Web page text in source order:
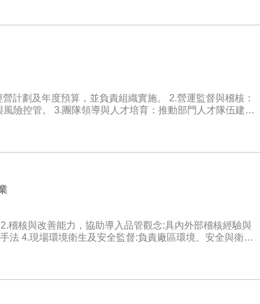
配合母機構之相關事項
計劃及年度預算，並負責組織實施。 2.營運監督與稽核：
險控管。 3.團隊領導與人才培育：推動部門人才隊伍建
稽核與改善能力，協助導入品管觀念:具內外部稽核經驗與
法 4.現場環境衛生及安全監督:負責廠區環境、安全與衛生